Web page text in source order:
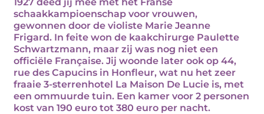
schaakkampioenschap voor vrouwen,
gewonnen door de violiste Marie Jeanne
Frigard. In feite won de kaakchirurge Paulette
Schwartzmann, maar zij was nog niet een
officiële Française. Jij woonde later ook op 44,
rue des Capucins in Honfleur, wat nu het zeer
fraaie 3-sterrenhotel La Maison De Lucie is, met
een ommuurde tuin. Een kamer voor 2 personen
kost van 190 euro tot 380 euro per nacht.